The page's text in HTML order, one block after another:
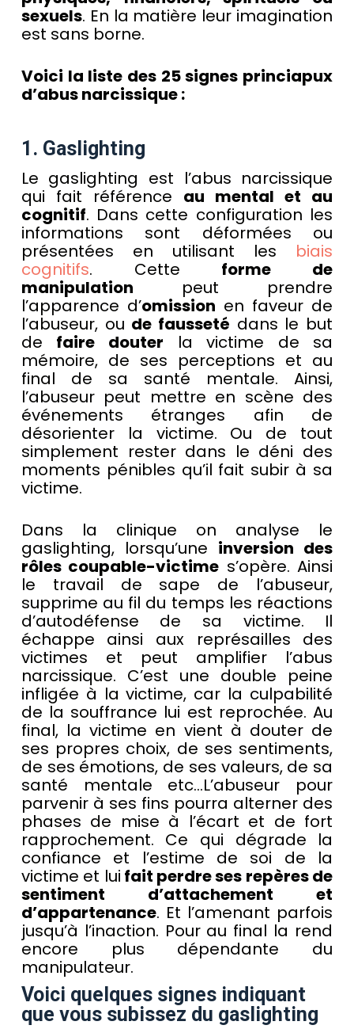
sexuels. En la matière leur imagination
est sans borne.
Voici la liste des 25 signes princiapux
d’abus narcissique :
1. Gaslighting
Le gaslighting est l’abus narcissique
qui fait référence au mental et au
cognitif. Dans cette configuration les
informations sont déformées ou
présentées en utilisant les biais
cognitifs. Cette forme de
manipulation peut prendre
l’apparence d’omission en faveur de
l’abuseur, ou de fausseté dans le but
de faire douter la victime de sa
mémoire, de ses perceptions et au
final de sa santé mentale. Ainsi,
l’abuseur peut mettre en scène des
événements étranges afin de
désorienter la victime. Ou de tout
simplement rester dans le déni des
moments pénibles qu’il fait subir à sa
victime.
Dans la clinique on analyse le
gaslighting, lorsqu’une inversion des
rôles coupable-victime s’opère. Ainsi
le travail de sape de l’abuseur,
supprime au fil du temps les réactions
d’autodéfense de sa victime. Il
échappe ainsi aux représailles des
victimes et peut amplifier l’abus
narcissique. C’est une double peine
infligée à la victime, car la culpabilité
de la souffrance lui est reprochée. Au
final, la victime en vient à douter de
ses propres choix, de ses sentiments,
de ses émotions, de ses valeurs, de sa
santé mentale etc…L’abuseur pour
parvenir à ses fins pourra alterner des
phases de mise à l’écart et de fort
rapprochement. Ce qui dégrade la
confiance et l’estime de soi de la
victime et lui fait perdre ses repères de
sentiment d’attachement et
d’appartenance. Et l’amenant parfois
jusqu’à l’inaction. Pour au final la rend
encore plus dépendante du
manipulateur.
Voici quelques signes indiquant
que vous subissez du gaslighting